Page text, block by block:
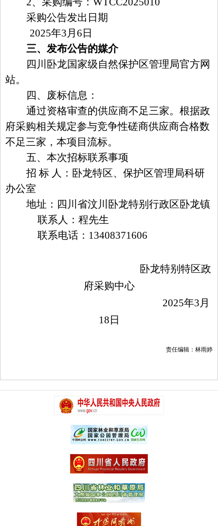
采购公告发出日期
2025年3月 6 日
三、发布公告的媒介
四川卧龙国家级自然保护区管理局官方网
站。
四、废标信息：
通过资格审查的供应商不足三家。根据政
府采购相关规定参与竞争性磋商供应商合格数
不足三家， 本项目流标。
五、本次招标联系事项
招 标 人：卧龙特区、保护区管理局科研
办公室
地址：四川省汶川卧龙特别行政区卧龙镇
联系人： 程先生
联系电话： 13408371606
卧龙特别特区政
府采购中心
2025年3月
18 日
责任编辑：林雨婷